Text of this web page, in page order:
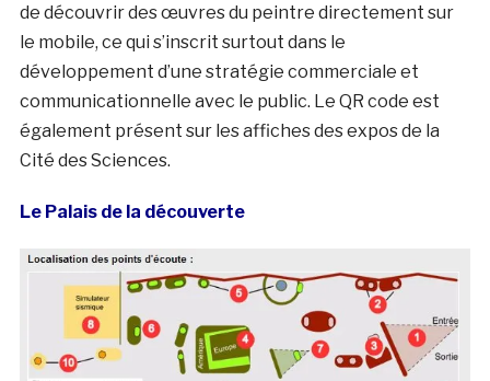
de découvrir des œuvres du peintre directement sur
le mobile, ce qui s’inscrit surtout dans le
développement d’une stratégie commerciale et
communicationnelle avec le public. Le QR code est
également présent sur les affiches des expos de la
Cité des Sciences.
Le Palais de la découverte